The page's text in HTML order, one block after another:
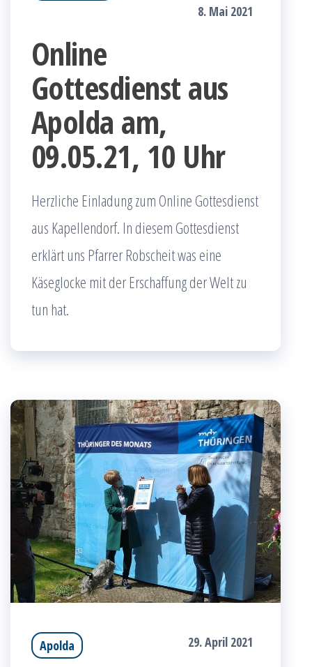
8. Mai 2021
Online
Gottesdienst aus
Apolda am,
09.05.21, 10 Uhr
Herzliche Einladung zum Online Gottesdienst
aus Kapellendorf. In diesem Gottesdienst
erklärt uns Pfarrer Robscheit was eine
Käseglocke mit der Erschaffung der Welt zu
tun hat.
Apolda 29. April 2021